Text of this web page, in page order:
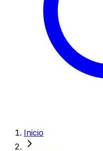
Inicio